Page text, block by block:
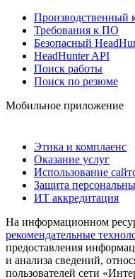
Производственный
Требования к ПО
Безопасный
HeadHunter API
Поиск работы
Поиск по резюме
Мобильное приложение
Этика и комплаенс
Оказание услуг
Использование
Защита
ИТ аккредитация
На информационном
рекомендательные
предоставления
и анализа сведений,
пользователей сети